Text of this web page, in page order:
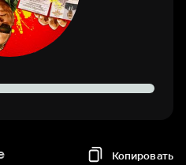
Копировать